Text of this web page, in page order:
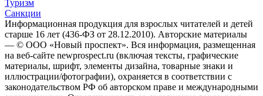
Туризм
Санкции
Информационная продукция для взрослых читателей и детей
старше 16 лет (436-ФЗ от 28.12.2010). Авторские материалы
— © ООО «Новый проспект». Вся информация, размещенная
на веб-сайте newprospect.ru (включая тексты, графические
материалы, шрифт, элементы дизайна, товарные знаки и
иллюстрации/фотографии), охраняется в соответствии с
законодательством РФ об авторском праве и международными